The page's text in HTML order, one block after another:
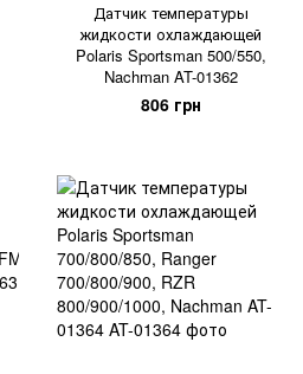
Датчик температуры
жидкости охлаждающей
Polaris Sportsman 500/550,
Nachman AT-01362
806 грн